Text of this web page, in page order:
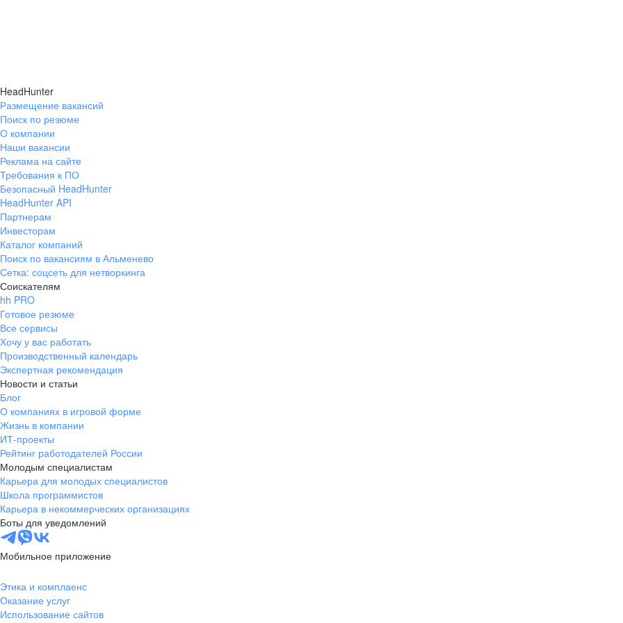
HeadHunter
Размещение вакансий
Поиск по резюме
О компании
Наши вакансии
Реклама на сайте
Требования к ПО
Безопасный HeadHunter
HeadHunter API
Партнерам
Инвесторам
Каталог компаний
Поиск по вакансиям в Альменево
Сетка: соцсеть для нетворкинга
Соискателям
hh PRO
Готовое резюме
Все сервисы
Хочу у вас работать
Производственный календарь
Экспертная рекомендация
Новости и статьи
Блог
О компаниях в игровой форме
Жизнь в компании
ИТ-проекты
Рейтинг работодателей России
Молодым специалистам
Карьера для молодых специалистов
Школа программистов
Карьера в некоммерческих организациях
Боты для уведомлений
Мобильное приложение
Этика и комплаенс
Оказание услуг
Использование сайтов